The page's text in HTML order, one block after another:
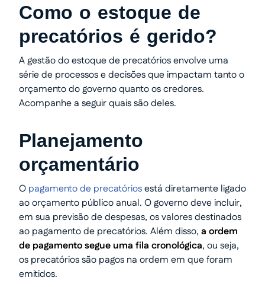
Como o estoque de
precatórios é gerido?
A gestão do estoque de precatórios envolve uma
série de processos e decisões que impactam tanto o
orçamento do governo quanto os credores.
Acompanhe a seguir quais são deles.
Planejamento
orçamentário
O pagamento de precatóriosestá diretamente ligado
ao orçamento público anual. O governo deve incluir,
em sua previsão de despesas, os valores destinados
ao pagamento de precatórios. Além disso, a ordem
de pagamento segue uma fila cronológica, ou seja,
os precatórios são pagos na ordem em que foram
emitidos.